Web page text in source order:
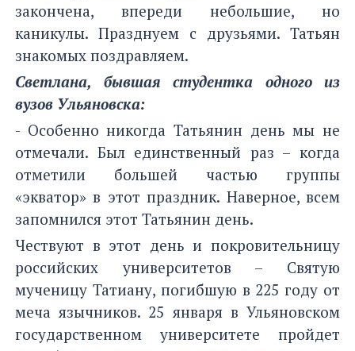
закончена, впереди небольшие, но
каникулы. Празднуем с друзьями. Татьян
знакомых поздравляем.
Светлана, бывшая студентка одного из
вузов Ульяновска:
- Особенно никогда Татьянин день мы не
отмечали. Был единственный раз – когда
отметили большей частью группы
«экватор» в этот праздник. Наверное, всем
запомнился этот Татьянин день.
Чествуют в этот день и покровительницу
российских университетов – Святую
мученицу Татиану, погибшую в 225 году от
меча язычников. 25 января в Ульяновском
государственном университете пройдет